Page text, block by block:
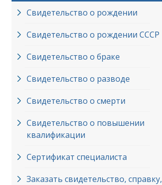
Свидетельство о рождении
Свидетельство о рождении СССР
Свидетельство о браке
Свидетельство о разводе
Свидетельство о смерти
Свидетельство о повышении
квалификации
Сертификат специалиста
Заказать свидетельство, справку,